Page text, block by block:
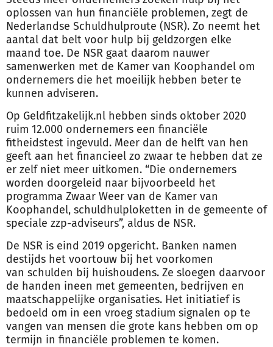
oplossen van hun financiële problemen, zegt de
Nederlandse Schuldhulproute (NSR). Zo neemt het
aantal dat belt voor hulp bij geldzorgen elke
maand toe. De NSR gaat daarom nauwer
samenwerken met de Kamer van Koophandel om
ondernemers die het moeilijk hebben beter te
kunnen adviseren.
Op Geldfitzakelijk.nl hebben sinds oktober 2020
ruim 12.000 ondernemers een financiële
fitheidstest ingevuld. Meer dan de helft van hen
geeft aan het financieel zo zwaar te hebben dat ze
er zelf niet meer uitkomen. “Die ondernemers
worden doorgeleid naar bijvoorbeeld het
programma Zwaar Weer van de Kamer van
Koophandel, schuldhulploketten in de gemeente of
speciale zzp-adviseurs”, aldus de NSR.
De NSR is eind 2019 opgericht. Banken namen
destijds het voortouw bij het voorkomen
van schulden bij huishoudens. Ze sloegen daarvoor
de handen ineen met gemeenten, bedrijven en
maatschappelijke organisaties. Het initiatief is
bedoeld om in een vroeg stadium signalen op te
vangen van mensen die grote kans hebben om op
termijn in financiële problemen te komen.